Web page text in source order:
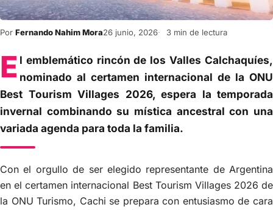
Por Fernando Nahim Mora26 junio, 2026 3 min de lectura
E l emblemático rincón de los Valles Calchaquíes,
nominado al certamen internacional de la ONU
Best Tourism Villages 2026, espera la temporada
invernal combinando su mística ancestral con una
variada agenda para toda la familia.
Con el orgullo de ser elegido representante de Argentina
en el certamen internacional Best Tourism Villages 2026 de
la ONU Turismo, Cachi se prepara con entusiasmo de cara